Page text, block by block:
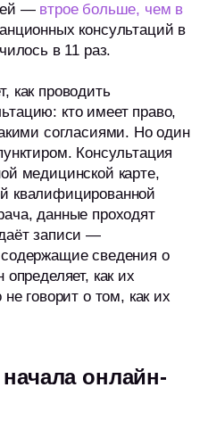
— втрое больше, чем в
консультаций в
в 11 раз.
как проводить
кто имеет право,
согласиями. Но один
Консультация
медицинской карте,
квалифицированной
данные проходят
записи —
сведения о
как их
говорит о том, как их
онлайн-